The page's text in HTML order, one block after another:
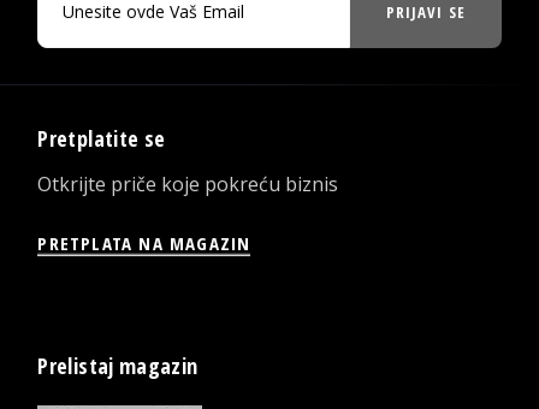
PRIJAVI SE
Pretplatite se
Otkrijte priče koje pokreću biznis
PRETPLATA NA MAGAZIN
Prelistaj magazin